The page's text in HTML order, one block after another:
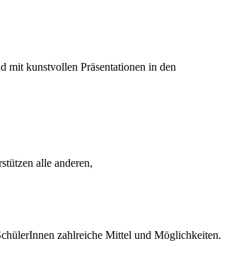
mit kunstvollen Präsentationen in den
alle anderen,
zahlreiche Mittel und Möglichkeiten.